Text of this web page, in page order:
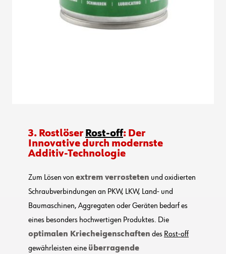
3. Rostlöser Rost-off: Der
Innovative durch modernste
Additiv-Technologie
Zum Lösen von extrem verrosteten und oxidierten
Schraubverbindungen an PKW, LKW, Land- und
Baumaschinen, Aggregaten oder Geräten bedarf es
eines besonders hochwertigen Produktes. Die
optimalen Kriecheigenschaften des Rost-off
gewährleisten eine überragende